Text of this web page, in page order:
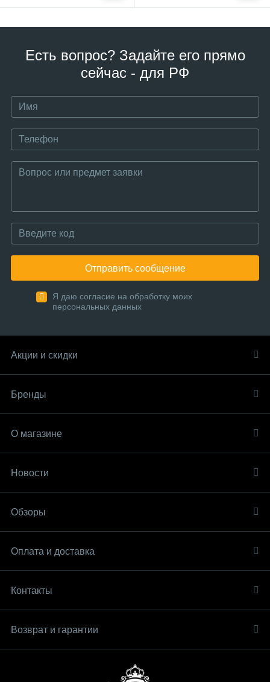
Есть вопрос? Задайте его прямо
сейчас - для РФ
Отправить сообщение
Я даю согласие на обработку моих
персональных данных
Акции и скидки
Бренды
О магазине
Новости
Обзоры
Оплата и доставка
Контакты
Возврат и гарантии